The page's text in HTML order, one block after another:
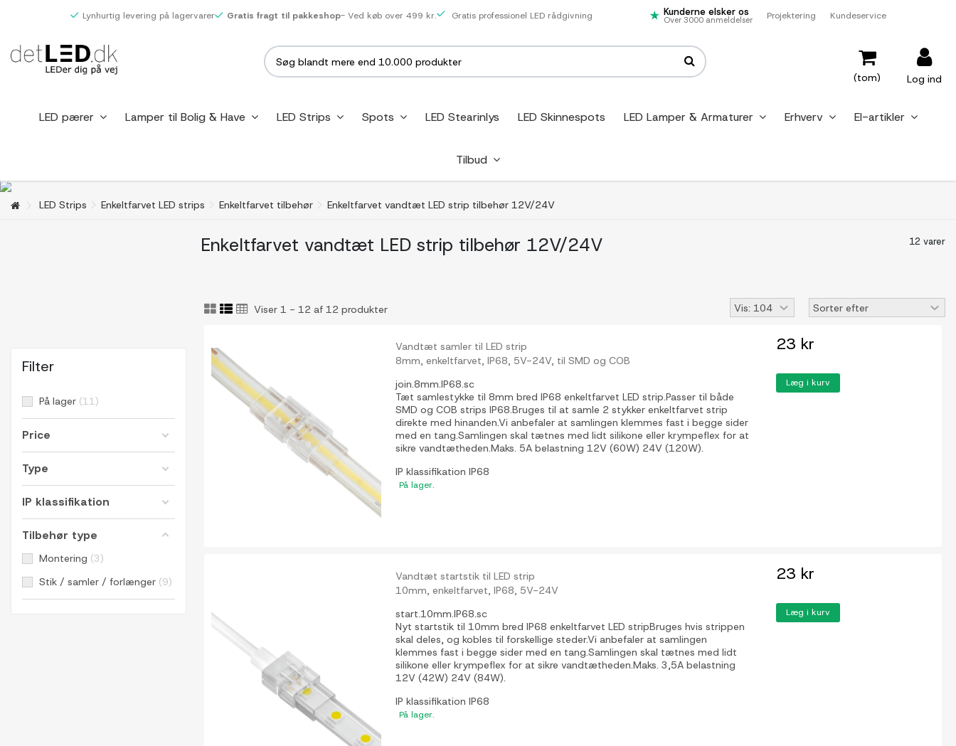
Lynhurtig levering på lagervarer Gratis fragt til pakkeshop- Ved køb over 499 kr. Gratis professionel LED rådgivning Kunderne elsker os
Over 3000 anmeldelser Projektering Kundeservice
Log ind
(tom)
LED pærer Lamper til Bolig & Have LED Strips Spots LED Stearinlys LED Skinnespots LED Lamper & Armaturer Erhverv El-artikler
Tilbud
LED Strips Enkeltfarvet LED strips Enkeltfarvet tilbehør Enkeltfarvet vandtæt LED strip tilbehør 12V/24V
Enkeltfarvet vandtæt LED strip tilbehør 12V/24V 12 varer
Viser 1 - 12 af 12 produkter
Vandtæt samler til LED strip
8mm, enkeltfarvet, IP68, 5V-24V, til SMD og COB
join.8mm.IP68.sc
Tæt samlestykke til 8mm bred IP68 enkeltfarvet LED strip.Passer til både
SMD og COB strips IP68.Bruges til at samle 2 stykker enkeltfarvet strip
direkte med hinanden.Vi anbefaler at samlingen klemmes fast i begge sider
med en tang.Samlingen skal tætnes med lidt silikone eller krympeflex for at
sikre vandtætheden.Maks. 5A belastning 12V (60W) 24V (120W).
IP klassifikationIP68
På lager.
23 kr
Læg i kurv
Vandtæt startstik til LED strip
10mm, enkeltfarvet, IP68, 5V-24V
start.10mm.IP68.sc
Nyt startstik til 10mm bred IP68 enkeltfarvet LED stripBruges hvis strippen
skal deles, og kobles til forskellige steder.Vi anbefaler at samlingen
klemmes fast i begge sider med en tang.Samlingen skal tætnes med lidt
silikone eller krympeflex for at sikre vandtætheden.Maks. 3,5A belastning
12V (42W) 24V (84W).
IP klassifikationIP68
På lager.
23 kr
Læg i kurv
Filter
På lager 11
Price
Type
IP klassifikation
Tilbehør type
Montering 3
Stik / samler / forlænger 9